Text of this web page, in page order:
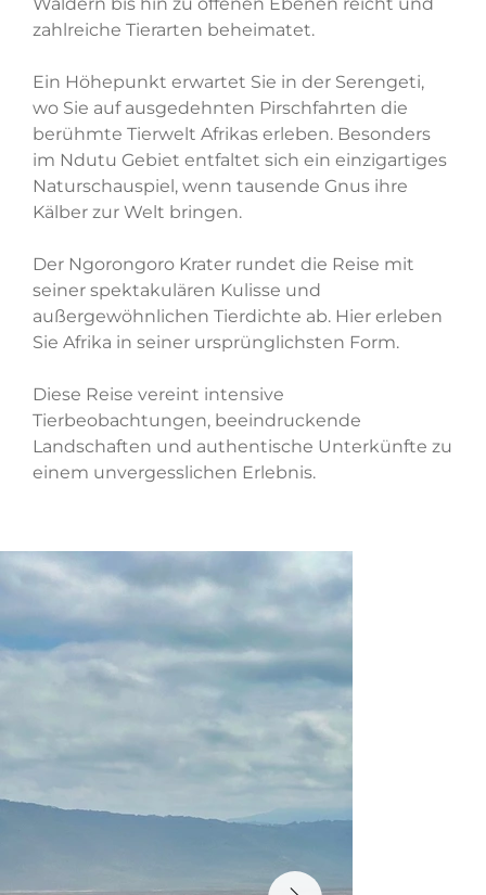
Wäldern bis hin zu offenen Ebenen reicht und
zahlreiche Tierarten beheimatet.
Ein Höhepunkt erwartet Sie in der Serengeti,
wo Sie auf ausgedehnten Pirschfahrten die
berühmte Tierwelt Afrikas erleben. Besonders
im Ndutu Gebiet entfaltet sich ein einzigartiges
Naturschauspiel, wenn tausende Gnus ihre
Kälber zur Welt bringen.
Der Ngorongoro Krater rundet die Reise mit
seiner spektakulären Kulisse und
außergewöhnlichen Tierdichte ab. Hier erleben
Sie Afrika in seiner ursprünglichsten Form.
Diese Reise vereint intensive
Tierbeobachtungen, beeindruckende
Landschaften und authentische Unterkünfte zu
einem unvergesslichen Erlebnis.